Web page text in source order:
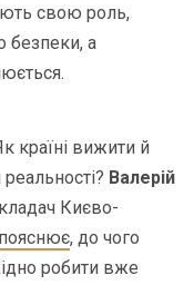
свою роль,
безпеки, а
країні вижити й
Валерій
Києво-
пояснює, до чого
робити вже